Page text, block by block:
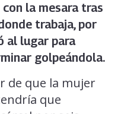
la mesara tras
trabaja, por
al lugar para
golpeándola.
de que la mujer
que